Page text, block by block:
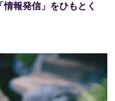
報発信」をひもとく